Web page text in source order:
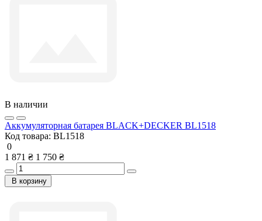
В наличии
Аккумуляторная батарея BLACK+DECKER BL1518
Код товара: BL1518
0
1 871 ₴ 1 750 ₴
В корзину